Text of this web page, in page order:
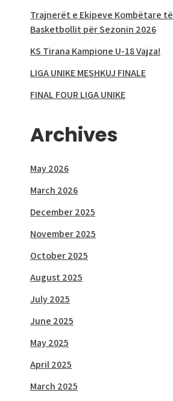
Trajnerët e Ekipeve Kombëtare të
Basketbollit për Sezonin 2026
KS Tirana Kampione U-18 Vajza!
LIGA UNIKE MESHKUJ FINALE
FINAL FOUR LIGA UNIKE
Archives
May 2026
March 2026
December 2025
November 2025
October 2025
August 2025
July 2025
June 2025
May 2025
April 2025
March 2025